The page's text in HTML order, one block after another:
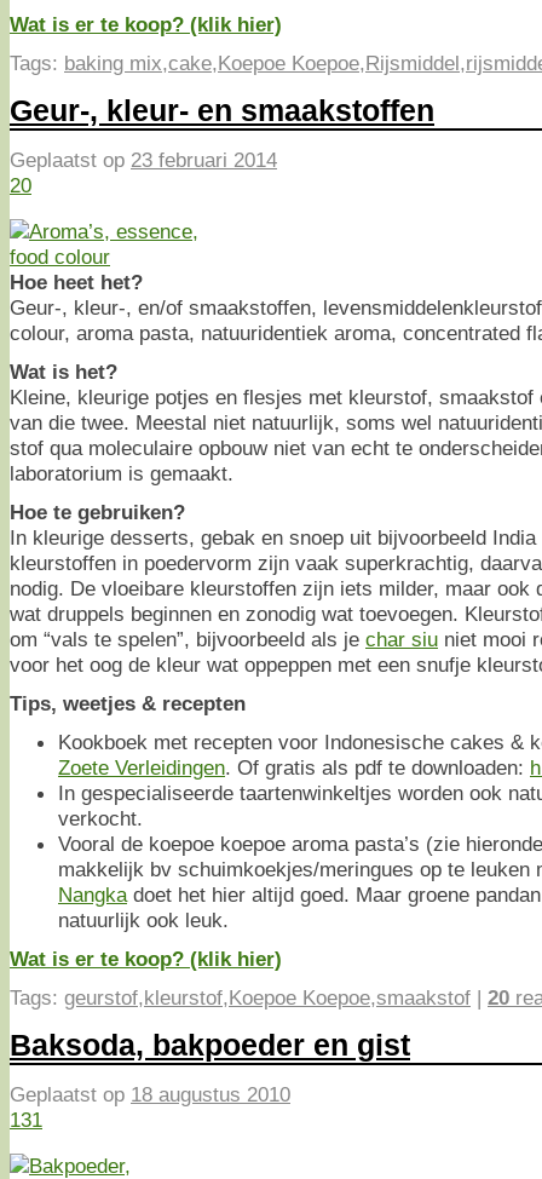
Wat is er te koop? (klik hier)
Tags: baking mix,cake,Koepoe Koepoe,Rijsmiddel,
Geur-, kleur- en smaakstoffen
Geplaatst op 23 februari 2014
20
Hoe heet het?
Geur-, kleur-, en/of smaakstoffen,
colour, aroma pasta, natuuridentiek aroma, concentrated
Wat is het?
Kleine, kleurige potjes en flesjes met kleurstof, smaakstof
van die twee. Meestal niet natuurlijk, soms wel
stof qua moleculaire opbouw niet van echt te
laboratorium is gemaakt.
Hoe te gebruiken?
In kleurige desserts, gebak en snoep uit bijvoorbeeld
kleurstoffen in poedervorm zijn vaak superkrachtig,
nodig. De vloeibare kleurstoffen zijn iets milder, maar ook
wat druppels beginnen en zonodig wat toevoegen.
om “vals te spelen”, bijvoorbeeld als je char siu niet mooi
voor het oog de kleur wat oppeppen met een snufje
Tips, weetjes & recepten
Kookboek met recepten voor Indonesische cakes &
Zoete Verleidingen. Of gratis als pdf te downloaden:
In gespecialiseerde taartenwinkeltjes worden ook
verkocht.
Vooral de koepoe koepoe aroma pasta’s (zie
makkelijk bv schuimkoekjes/meringues op te leuken
Nangkadoet het hier altijd goed. Maar groene
natuurlijk ook leuk.
Wat is er te koop? (klik hier)
Tags: geurstof,kleurstof,Koepoe Koepoe,smaakstof | 20
Baksoda, bakpoeder en gist
Geplaatst op 18 augustus 2010
131